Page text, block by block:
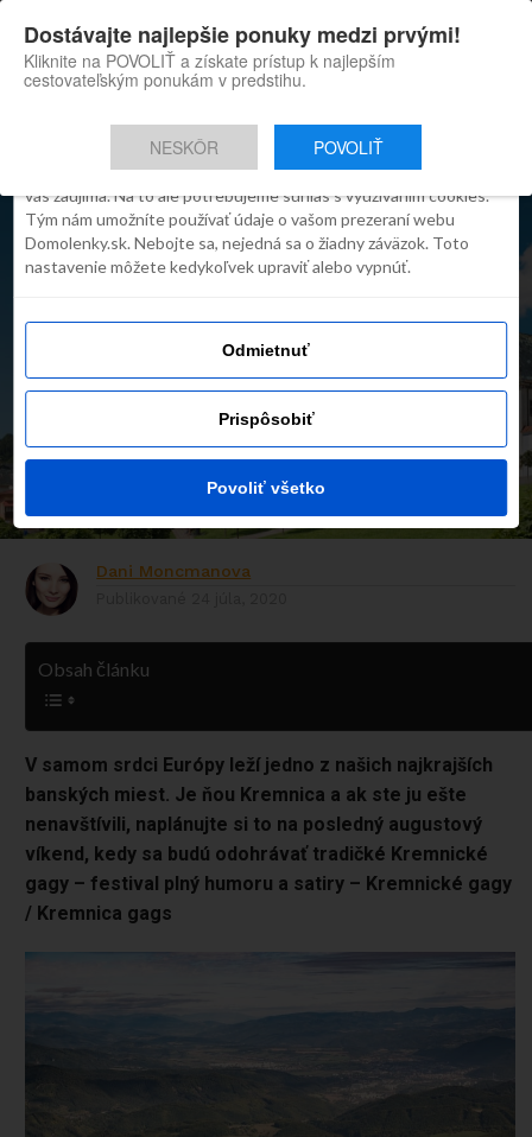
Domolenky appka
Skvelé tipy na cestovanie po
Slovensku
Inštaluj
Víkend v Kremnici v hoteli
Dani Moncmanova
Obsah článku
V samom srdci Európy leží jedno z našich najkrajších
banských miest. Je ňou Kremnica a ak ste ju ešte
nenavštívili, naplánujte si to na posledný augustový
víkend, kedy sa budú odohrávať tradičké Kremnické
gagy – festival plný humoru a satiry – Kremnické gagy
/ Kremnica gags
Súhlas Detaily O cookies
Robíme všetko preto, aby sme vám zobrazovali iba obsah, ktorý
vás zaujíma. Na to ale potrebujeme súhlas s využívaním cookies.
Tým nám umožníte používať údaje o vašom prezeraní webu
Domolenky.sk. Nebojte sa, nejedná sa o žiadny záväzok. Toto
nastavenie môžete kedykoľvek upraviť alebo vypnúť.
Odmietnuť
Prispôsobiť
Povoliť všetko
Dostávajte najlepšie ponuky medzi prvými!
Kliknite na POVOLIŤ a získate prístup k najlepším
cestovateľským ponukám v predstihu.
NESKÔR POVOLIŤ